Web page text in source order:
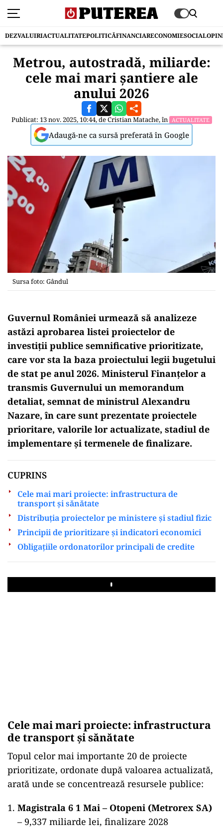
DEZVALUIRIACTUALITATEPOLITICĂFINANCIARECONOMIESOCIAL
Metrou, autostradă, miliarde:
cele mai mari șantiere ale
anului 2026
Publicat: 13 nov. 2025, 10:44, deCristian Matache, în ACTUALITATE
Adaugă-ne ca sursă preferată în Google
Sursa foto: Gândul
Guvernul României urmează să analizeze
astăzi aprobarea listei proiectelor de
investiții publice semnificative prioritizate,
care vor sta la baza proiectului legii bugetului
de stat pe anul 2026. Ministerul Finanțelor a
transmis Guvernului un memorandum
detaliat, semnat de ministrul Alexandru
Nazare, în care sunt prezentate proiectele
prioritare, valorile lor actualizate, stadiul de
implementare și termenele de finalizare.
CUPRINS
Cele mai mari proiecte: infrastructura de
transport și sănătate
Distribuția proiectelor pe ministere și stadiul fizic
Principii de prioritizare și indicatori economici
Obligațiile ordonatorilor principali de credite
Play
Cele mai mari proiecte: infrastructura
de transport și sănătate
Topul celor mai importante 20 de proiecte
prioritizate, ordonate după valoarea actualizată,
arată unde se concentrează resursele publice:
Magistrala 6 1 Mai – Otopeni (Metrorex SA)
– 9,337 miliarde lei, finalizare 2028